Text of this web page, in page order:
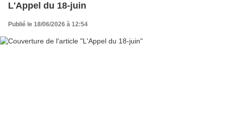
L'Appel du 18-juin
Publié le 18/06/2026 à 12:54